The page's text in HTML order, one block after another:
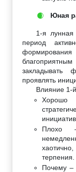
🌒 Юная
1-я
период
закладывать
проявлять
Влияние 1-
Хорошо
Плохо
хаотично,
терпения.
Почему –